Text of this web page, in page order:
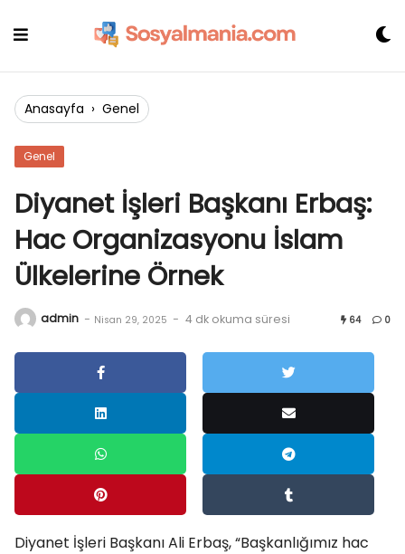
Anasayfa › Genel
Genel
Diyanet İşleri Başkanı Erbaş:
Hac Organizasyonu İslam
Ülkelerine Örnek
admin - Nisan 29, 2025 - 4 dk okuma süresi 64 0
Diyanet İşleri Başkanı Ali Erbaş, “Başkanlığımız hac